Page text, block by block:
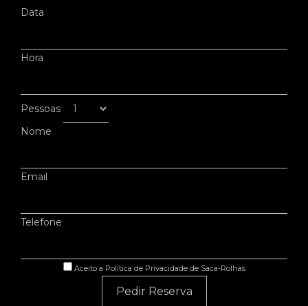
Data
Hora
Pessoas
Nome
Email
Telefone
Aceito a Política de Privacidade de Saca-Rolhas
Pedir Reserva